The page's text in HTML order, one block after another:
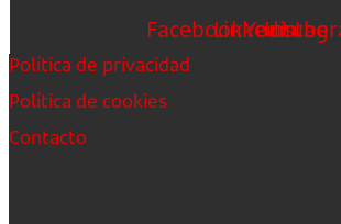
FacebookLinkedin
Youtube
Política de privacidad
Política de cookies
Contacto